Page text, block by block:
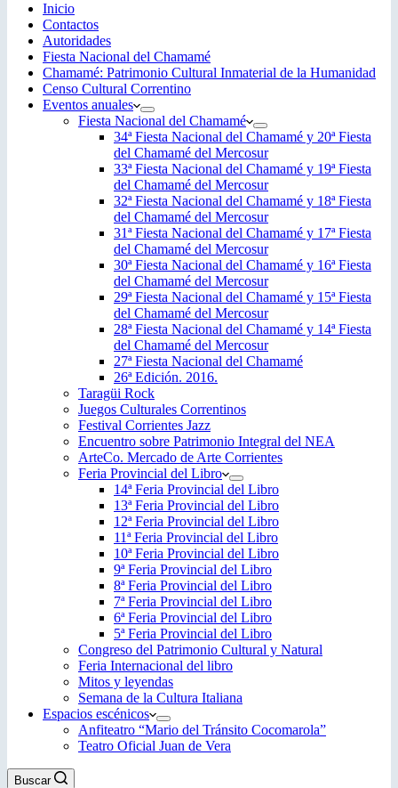
Inicio
Contactos
Autoridades
Fiesta Nacional del Chamamé
Chamamé: Patrimonio Cultural Inmaterial de la Humanidad
Censo Cultural Correntino
Eventos anuales
Fiesta Nacional del Chamamé
34ª Fiesta Nacional del Chamamé y 20ª Fiesta
del Chamamé del Mercosur
33ª Fiesta Nacional del Chamamé y 19ª Fiesta
del Chamamé del Mercosur
32ª Fiesta Nacional del Chamamé y 18ª Fiesta
del Chamamé del Mercosur
31ª Fiesta Nacional del Chamamé y 17ª Fiesta
del Chamamé del Mercosur
30ª Fiesta Nacional del Chamamé y 16ª Fiesta
del Chamamé del Mercosur
29ª Fiesta Nacional del Chamamé y 15ª Fiesta
del Chamamé del Mercosur
28ª Fiesta Nacional del Chamamé y 14ª Fiesta
del Chamamé del Mercosur
27ª Fiesta Nacional del Chamamé
26ª Edición. 2016.
Taragüi Rock
Juegos Culturales Correntinos
Festival Corrientes Jazz
Encuentro sobre Patrimonio Integral del NEA
ArteCo. Mercado de Arte Corrientes
Feria Provincial del Libro
14ª Feria Provincial del Libro
13ª Feria Provincial del Libro
12ª Feria Provincial del Libro
11ª Feria Provincial del Libro
10ª Feria Provincial del Libro
9ª Feria Provincial del Libro
8ª Feria Provincial del Libro
7ª Feria Provincial del Libro
6ª Feria Provincial del Libro
5ª Feria Provincial del Libro
Congreso del Patrimonio Cultural y Natural
Feria Internacional del libro
Mitos y leyendas
Semana de la Cultura Italiana
Espacios escénicos
Anfiteatro “Mario del Tránsito Cocomarola”
Teatro Oficial Juan de Vera
Buscar